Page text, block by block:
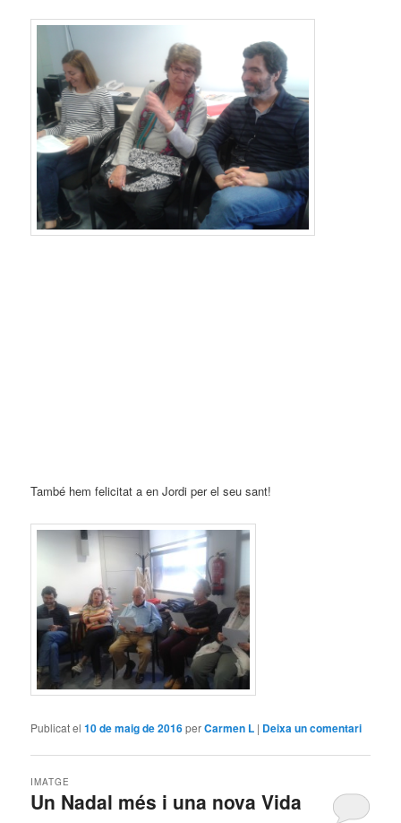
També hem felicitat a en Jordi per el seu sant!
Publicat el10 de maig de 2016perCarmen L | Deixa un comentari
Un Nadal més i una nova Vida
IMATGE